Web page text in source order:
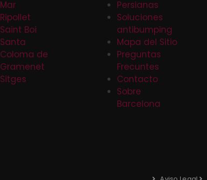
Mar
Ripollet
Saint Boi
Santa
Coloma de
Gramenet
Sitges
Persianas
Soluciones
antibumping
Mapa del Sitio
Preguntas
Frecuntes
Contacto
Sobre
Barcelona